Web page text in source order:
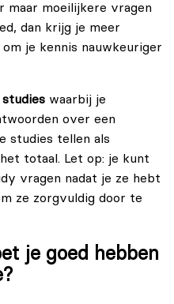
maar moeilijkere vragen
dan krijg je meer
je kennis nauwkeuriger
studies waarbij je
over een
studies tellen als
totaal. Let op: je kunt
vragen nadat je ze hebt
ze zorgvuldig door te
je goed hebben